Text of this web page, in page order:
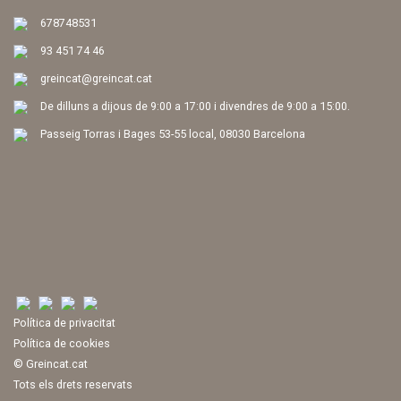
678748531
93 451 74 46
greincat@greincat.cat
De dilluns a dijous de 9:00 a 17:00 i divendres de 9:00 a 15:00.
Passeig Torras i Bages 53-55 local, 08030 Barcelona
Política de privacitat
Política de cookies
© Greincat.cat
Tots els drets reservats